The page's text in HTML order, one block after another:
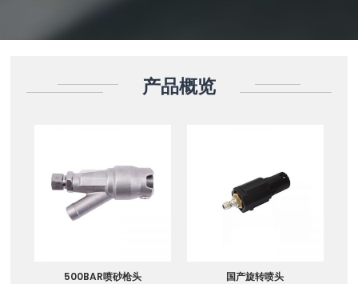
产品概览
500BAR喷砂枪头 国产旋转喷头